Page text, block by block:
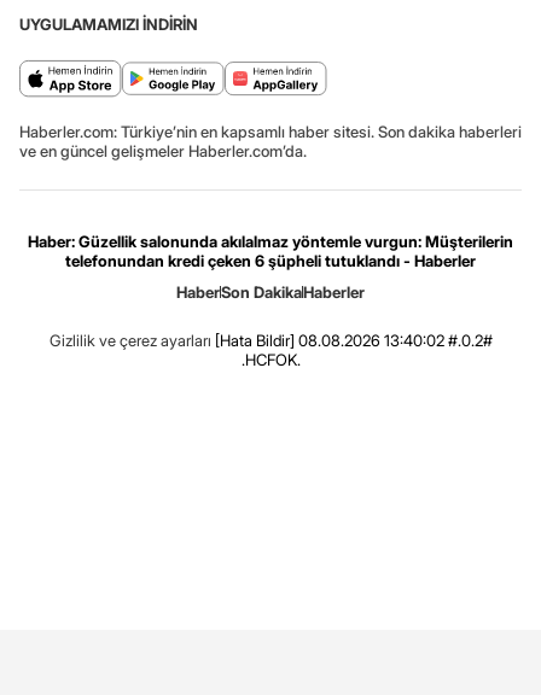
UYGULAMAMIZI İNDİRİN
Haberler.com: Türkiye’nin en kapsamlı haber sitesi. Son dakika haberleri
ve en güncel gelişmeler Haberler.com’da.
Haber: Güzellik salonunda akılalmaz yöntemle vurgun: Müşterilerin
telefonundan kredi çeken 6 şüpheli tutuklandı - Haberler
HaberSon DakikaHaberler
Gizlilik ve çerez ayarları [Hata Bildir] 08.08.2026 13:40:02 #.0.2#
.HCFOK.